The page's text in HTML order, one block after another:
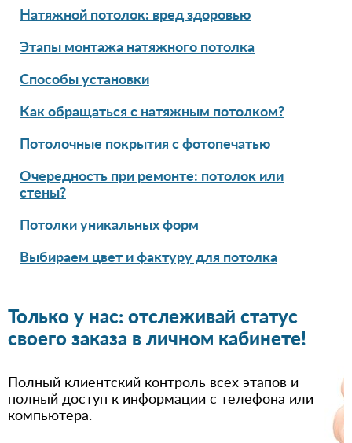
Натяжной потолок: вред здоровью
Этапы монтажа натяжного потолка
Способы установки
Как обращаться с натяжным потолком?
Потолочные покрытия с фотопечатью
Очередность при ремонте: потолок или
стены?
Потолки уникальных форм
Выбираем цвет и фактуру для потолка
Только у нас: отслеживай статус
своего заказа в личном кабинете!
Полный клиентский контроль всех этапов и
полный доступ к информации с телефона или
компьютера.